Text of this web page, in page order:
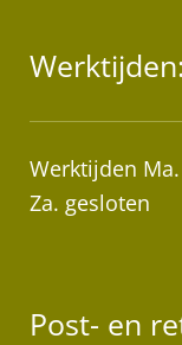
Werktijden:
Werktijden
Za. gesloten
Post- en